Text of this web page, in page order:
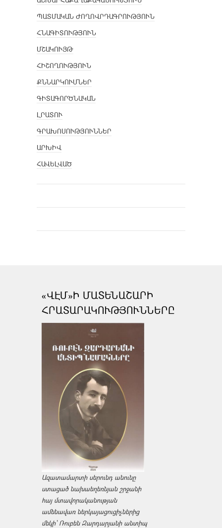
ՊԱՏՄԱԿԱՆ ԺՈՂՈՎՐԴԱԳՐՈՒԹՅՈՒՆ
ՀՆԱԳԻՏՈՒԹՅՈՒՆ
ՄՇԱԿՈՒՅԹ
ՀԻՇՈՂՈՒԹՅՈՒՆ
ՔՆՆԱՐԿՈՒՄՆԵՐ
ԳԻՏԱԳՈՐԾՆԱԿԱՆ
ԼՐԱՏՈՒ
ԳՐԱԽՈՍՈՒԹՅՈՒՆՆԵՐ
ԱՐԽԻՎ
ՀԱՎԵԼՎԱԾ
«ՎԷՄ»Ի ՄԱՏԵՆԱՇԱՐԻ
ՀՐԱՏԱՐԱԿՈՒԹՅՈՒՆՆԵՐԸ
Ազատամարտի սերունդ անունը
ստացած նախաեղեռնյան շրջանի
հայ մտավորականության
ամենավառ ներկայացուցիչներից
մեկի՝ Ռուբեն Զարդարյանի անտիպ